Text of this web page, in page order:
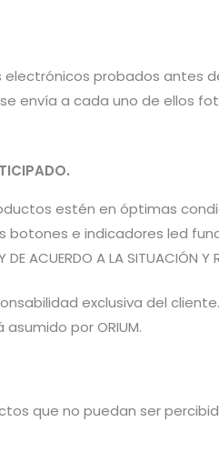
probados antes
envía a cada uno de ellos
estén en óptimas
e indicadores led
ACUERDO A LA SITUACIÓN Y
exclusiva del cliente.
por ORIUM.
que no puedan ser